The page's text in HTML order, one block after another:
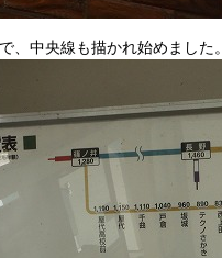
、中央線も描かれ始めました。